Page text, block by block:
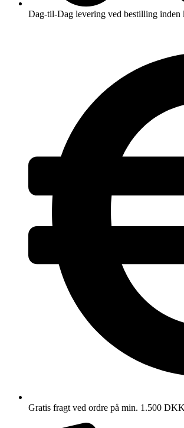
Dag-til-Dag levering ved bestilling inden
Gratis fragt ved ordre på min. 1.500 DKK